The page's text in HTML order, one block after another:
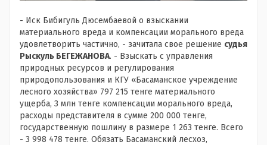
- Иск Бибигуль Дюсембаевой о взыскании
материального вреда и компенсации морального вреда
удовлетворить частично, - зачитала свое решение судья
Рыскуль БЕГЕЖАНОВА. - Взыскать с управления
природных ресурсов и регулирования
природопользования и КГУ «Басаманское учреждение
лесного хозяйства» 797 215 тенге материального
ущерба, 3 млн тенге компенсации морального вреда,
расходы представителя в сумме 200 000 тенге,
государственную пошлину в размере 1 263 тенге. Всего
- 3 998 478 тенге. Обязать Басаманский лесхоз,